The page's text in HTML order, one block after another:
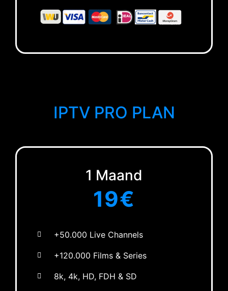
IPTV PRO PLAN
1 Maand
19€
+50.000 Live Channels
+120.000 Films & Series
8k, 4k, HD, FDH & SD